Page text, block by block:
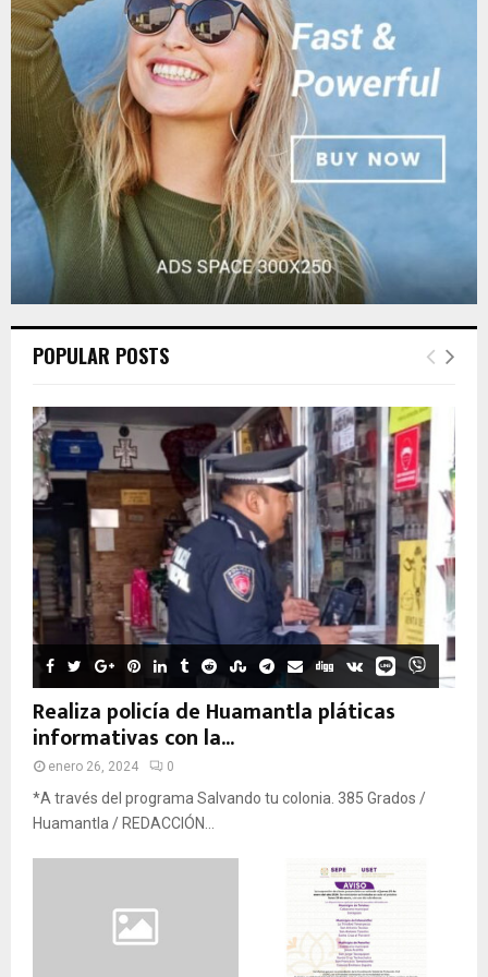
r
:
C
POPULAR POSTS
Realiza policía de Huamantla pláticas
informativas con la...
enero 26, 2024 0
*A través del programa Salvando tu colonia. 385 Grados /
Huamantla / REDACCIÓN...